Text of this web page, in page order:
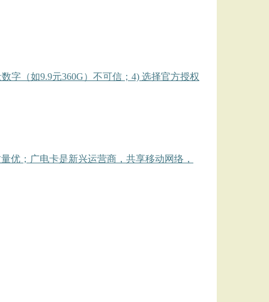
字（如9.9元360G）不可信；4) 选择官方授权
优；广电卡是新兴运营商，共享移动网络，